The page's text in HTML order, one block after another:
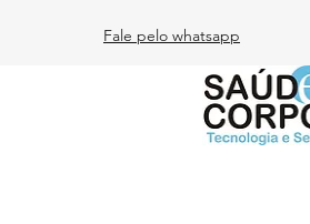
Fale pelo whatsapp